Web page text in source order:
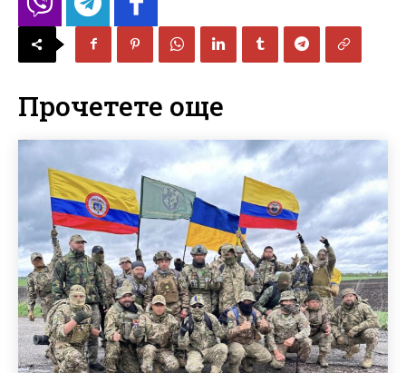
Прочетете още